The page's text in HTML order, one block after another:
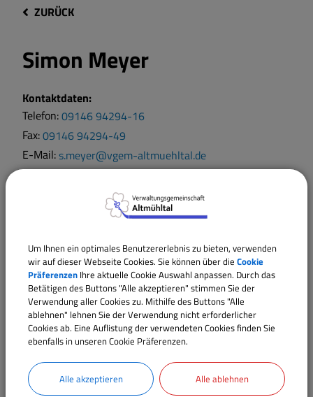
ZURÜCK
Simon Meyer
Kontaktdaten:
Telefon:09146 94294-16
Fax:09146 94294-49
E-Mail:s.meyer@vgem-altmuehltal.de
Weitere Informationen:
003
Mitarbeiter
Sachgebiet 20 / Kämmerei, Hochbau
Um Ihnen ein optimales Benutzererlebnis zu bieten, verwenden
wir auf dieser Webseite Cookies. Sie können über die Cookie
Präferenzen Ihre aktuelle Cookie Auswahl anpassen. Durch das
Betätigen des Buttons "Alle akzeptieren" stimmen Sie der
Verwendung aller Cookies zu. Mithilfe des Buttons "Alle
ablehnen" lehnen Sie der Verwendung nicht erforderlicher
Cookies ab. Eine Auflistung der verwendeten Cookies finden Sie
ebenfalls in unseren Cookie Präferenzen.
Alle akzeptieren Alle ablehnen